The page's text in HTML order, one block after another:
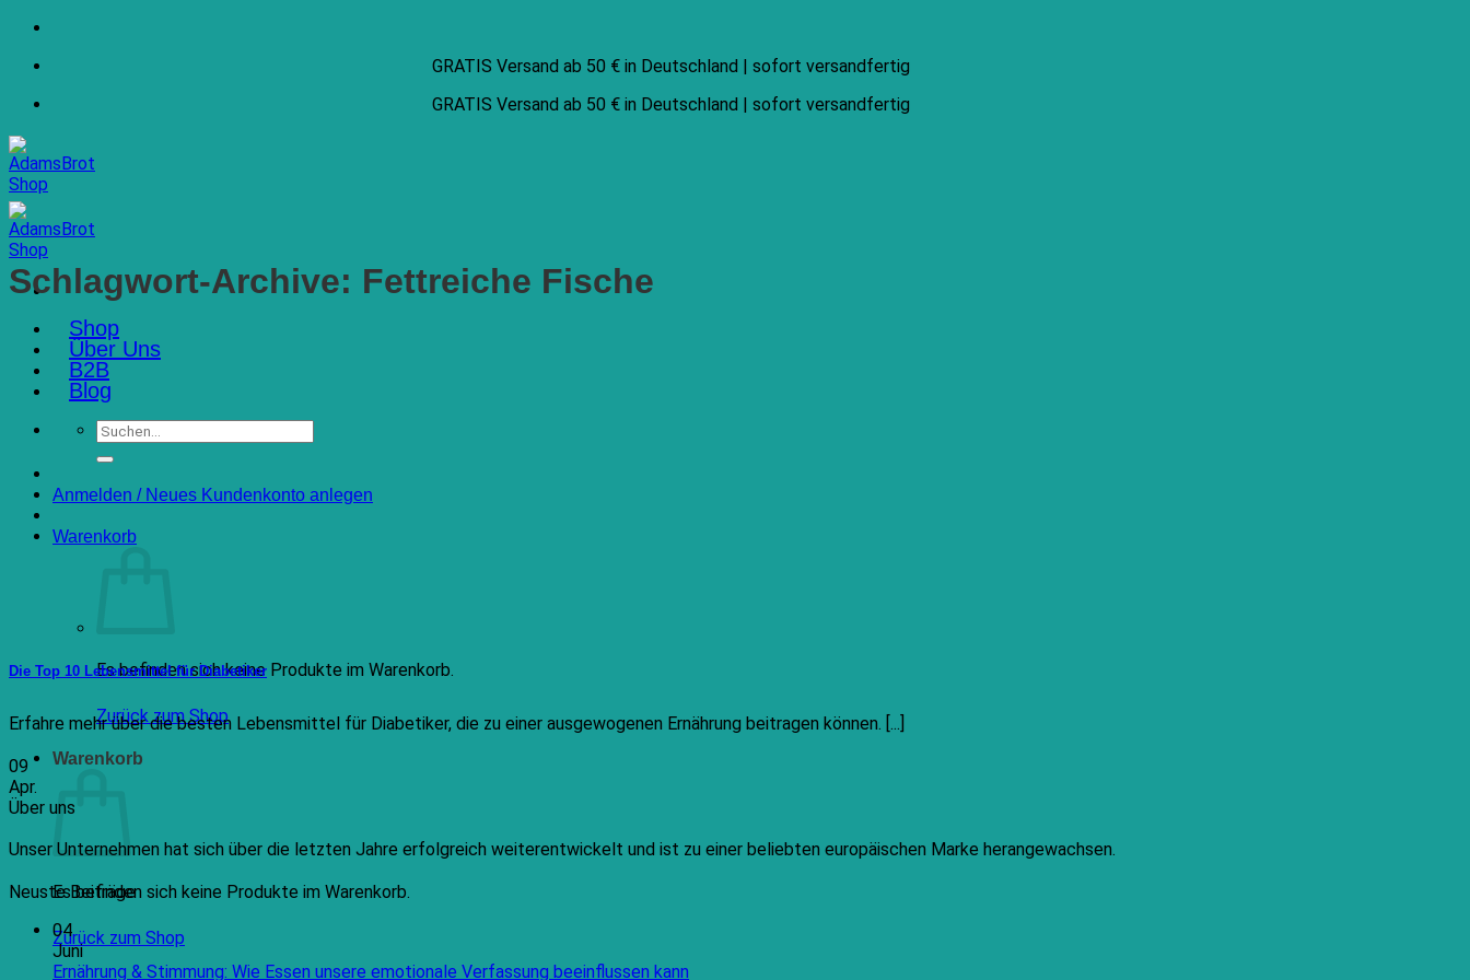
Zum
springen
GRATIS Versand ab 50 € in Deutschland | sofort versandfertig
GRATIS Versand ab 50 € in Deutschland | sofort versandfertig
Shop
Über Uns
B2B
Blog
Suchen
nach:
Anmelden / Neues Kundenkonto anlegen
Warenkorb
Es befinden sich keine Produkte im Warenkorb.
Zurück zum Shop
Warenkorb
Es befinden sich keine Produkte im Warenkorb.
Zurück zum Shop
Schlagwort-Archive: Fettreiche Fische
Die Top 10 Lebensmittel für Diabetiker
Erfahre mehr über die besten Lebensmittel für Diabetiker, die zu einer ausgewogenen Ernährung beitragen können. [...]
09
Apr.
Über uns
Unser Unternehmen hat sich über die letzten Jahre erfolgreich weiterentwickelt und ist zu einer beliebten europäischen Marke herangewachsen.
Neuste Beiträge
04
Juni
Ernährung & Stimmung: Wie Essen unsere emotionale Verfassung beeinflussen kann